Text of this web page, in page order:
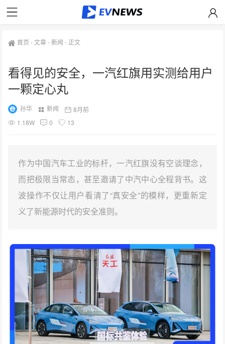
首页 -文章-新闻 - 正文
看得见的安全，一汽红旗用实测给用户
一颗定心丸
孙华 新闻
8月前
1.18W
0 13
作为中国汽车工业的标杆，一汽红旗没有空谈理念，
而把极限当常态，甚至邀请了中汽中心全程背书。这
波操作不仅让用户看清了“真安全”的模样，更重新定
义了新能源时代的安全准则。